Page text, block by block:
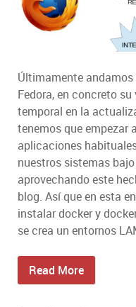
Últimamente
Fedora, en concreto
temporal en la
tenemos que empezar
aplicaciones
nuestros sistemas
aprovechando este
blog. Así que en esta
instalar docker y
se crea un entornos
Read More